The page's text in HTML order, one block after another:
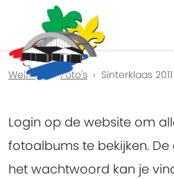
Previous
Welkom Foto's Sinterklaas
Login op de website om
fotoalbums te bekijken.
het wachtwoord kan je